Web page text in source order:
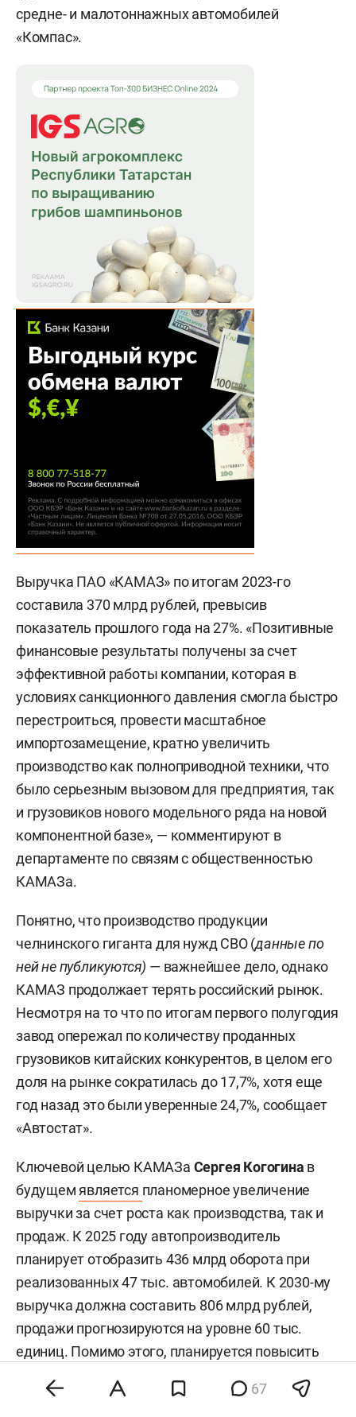
средне- и малотоннажных автомобилей
«Компас».
Выручка ПАО «КАМАЗ» по итогам 2023-го
составила 370 млрд рублей, превысив
показатель прошлого года на 27%. «Позитивные
финансовые результаты получены за счет
эффективной работы компании, которая в
условиях санкционного давления смогла быстро
перестроиться, провести масштабное
импортозамещение, кратно увеличить
производство как полноприводной техники, что
было серьезным вызовом для предприятия, так
и грузовиков нового модельного ряда на новой
компонентной базе», — комментируют в
департаменте по связям с общественностью
КАМАЗа.
Понятно, что производство продукции
челнинского гиганта для нужд СВО (данные по
ней не публикуются) — важнейшее дело, однако
КАМАЗ продолжает терять российский рынок.
Несмотря на то что по итогам первого полугодия
завод опережал по количеству проданных
грузовиков китайских конкурентов, в целом его
доля на рынке сократилась до 17,7%, хотя еще
год назад это были уверенные 24,7%, сообщает
«Автостат».
Ключевой целью КАМАЗа Сергея Когогина в
будущем является планомерное увеличение
выручки за счет роста как производства, так и
продаж. К 2025 году автопроизводитель
планирует отобразить 436 млрд оборота при
реализованных 47 тыс. автомобилей. К 2030-му
выручка должна составить 806 млрд рублей,
продажи прогнозируются на уровне 60 тыс.
единиц. Помимо этого, планируется повысить
67